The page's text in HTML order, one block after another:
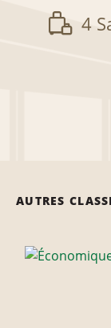
4
AUTRES